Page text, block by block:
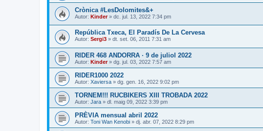
Crònica #LesDolomites&+
Autor: Kinder» dc. jul. 13, 2022 7:34 pm
República Txeca, El Paradís De La Cervesa
Autor: Sergi3 » dt. set. 06, 2011 7:31 am
RIDER 468 ANDORRA · 9 de juliol 2022
Autor: Kinder» dg. jul. 03, 2022 7:57 am
RIDER1000 2022
Autor: Xaviersa » dg. gen. 16, 2022 9:02 pm
TORNEM!!! RUCBIKERS XIII TROBADA 2022
Autor: Jara » dl. maig 09, 2022 3:39 pm
PRÈVIA mensual abril 2022
Autor: Toni Wan Kenobi » dj. abr. 07, 2022 8:29 pm